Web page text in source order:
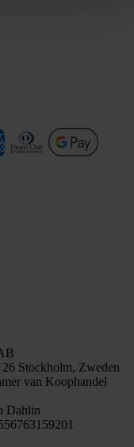
Stockholm, Zweden
van Koophandel
Dahlin